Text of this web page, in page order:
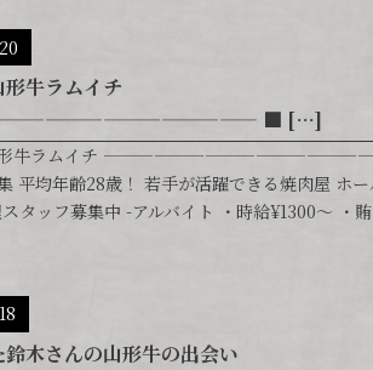
形牛ラムイチ
■ […]
形牛ラムイチ
平均年齢28歳！ 若手が活躍できる焼肉屋 ホー
タッフ募集中 -アルバイト ・時給¥1300〜 ・賄
鈴木さんの山形牛の出会い